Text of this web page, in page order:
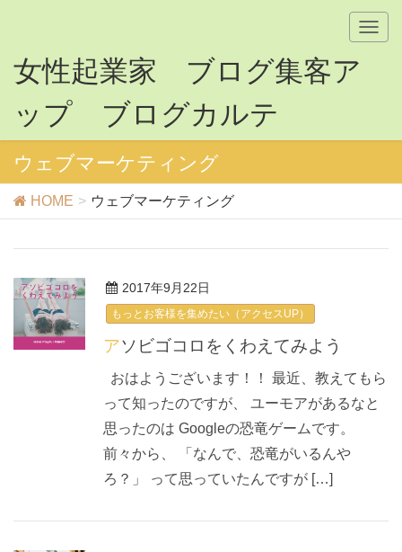
T
v
a
女性起業家 ブログ集客ア
ップ ブログカルテ
ウェブマーケティング
HOME ウェブマーケティング
2017年9月22日
もっとお客様を集めたい（アクセスUP）
アソビゴコロをくわえてみよう
おはようございます！！ 最近、教えてもら
って知ったのですが、 ユーモアがあるなと
思ったのは Googleの恐竜ゲームです。
前々から、 「なんで、恐竜がいるんや
ろ？」 って思っていたんですが […]